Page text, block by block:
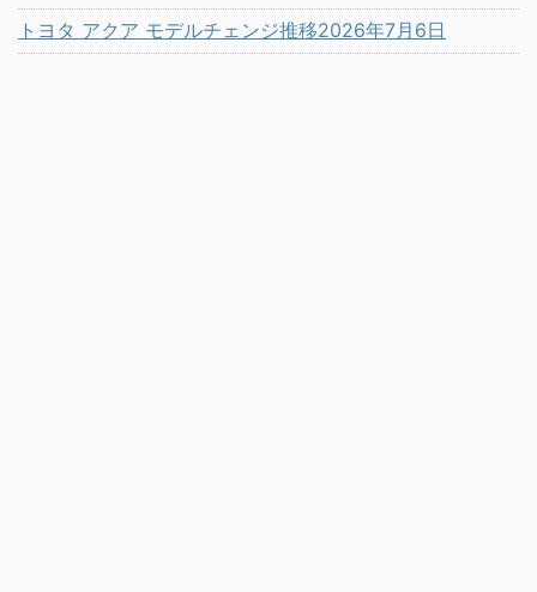
トヨタ アクア モデルチェンジ推移2026年7月6日